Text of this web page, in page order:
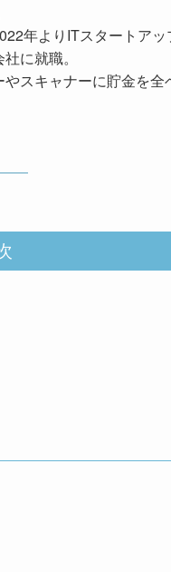
年よりITスタートア
に就職。
スキャナーに貯金を